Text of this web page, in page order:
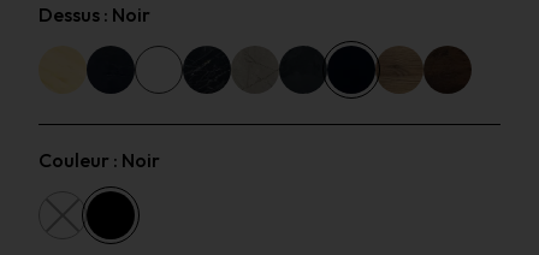
Dessus : Noir
Couleur : Noir